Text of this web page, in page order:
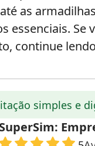
as
essenciais.
continue
simples e
SuperSim: